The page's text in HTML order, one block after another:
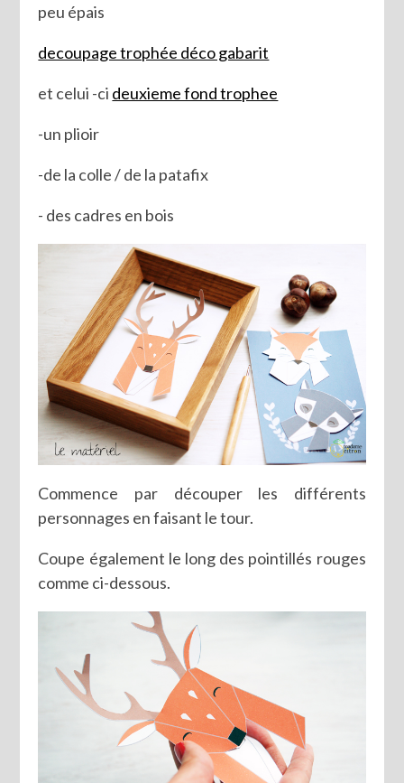
peu épais
decoupage trophée déco gabarit
et celui -ci deuxieme fond trophee
-un plioir
-de la colle / de la patafix
- des cadres en bois
Commence par découper les différents
personnages en faisant le tour.
Coupe également le long des pointillés rouges
comme ci-dessous.